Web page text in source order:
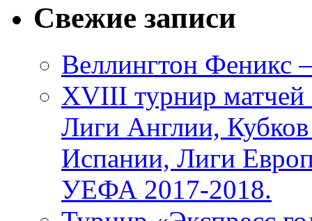
Свежие записи
Веллингтон Феникс
XVIII турнир
Лиги Англии,
Испании, Лиги
УЕФА 2017-2018.